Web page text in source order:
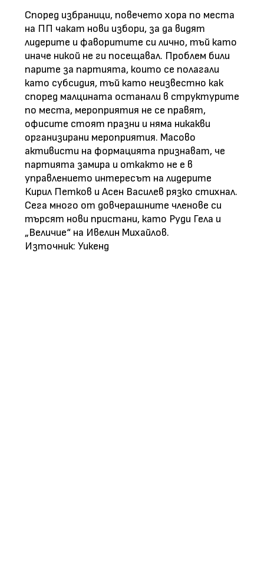
Според избраници, повечето хора по места
на ПП чакат нови избори, за да видят
лидерите и фаворитите си лично, тъй като
иначе никой не ги посещавал. Проблем били
парите за партията, които се полагали
като субсидия, тъй като неизвестно как
според малцината останали в структурите
по места, мероприятия не се правят,
офисите стоят празни и няма никакви
организирани мероприятия. Масово
активисти на формацията признават, че
партията замира и откакто не е в
управлението интересът на лидерите
Кирил Петков и Асен Василев рязко стихнал.
Сега много от довчерашните членове си
търсят нови пристани, като Руди Гела и
„Величие“ на Ивелин Михайлов.
Източник: Уикенд